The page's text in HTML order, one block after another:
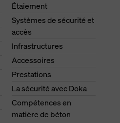
Étaiement
Systèmes de sécurité et
accès
Infrastructures
Accessoires
Prestations
La sécurité avec Doka
Compétences en
matière de béton